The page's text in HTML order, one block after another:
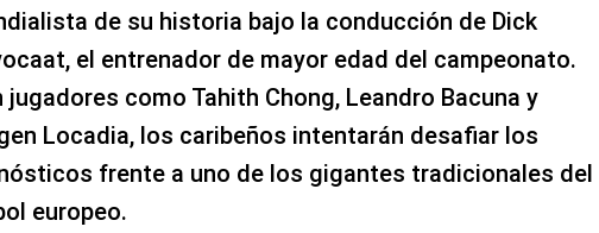
de su historia bajo la conducción de Dick
el entrenador de mayor edad del campeonato.
jugadores como Tahith Chong, Leandro Bacuna y
Locadia, los caribeños intentarán desafiar los
frente a uno de los gigantes tradicionales del
europeo.